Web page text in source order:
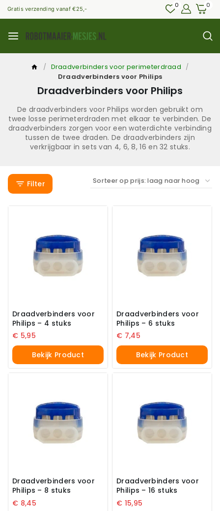
Gratis verzending vanaf €25,- 0 0
/ Draadverbinders voor perimeterdraad /
Draadverbinders voor Philips
Draadverbinders voor Philips
De draadverbinders voor Philips worden gebruikt om
twee losse perimeterdraden met elkaar te verbinden. De
draadverbinders zorgen voor een waterdichte verbinding
tussen de twee draden. De draadverbinders zijn
verkrijgbaar in sets van 4, 6, 8, 16 en 32 stuks.
Filter
Draadverbinders voor
Philips – 4 stuks
€ 5,95
Bekijk Product
Draadverbinders voor
Philips – 6 stuks
€ 7,45
Bekijk Product
Draadverbinders voor
Philips – 8 stuks
€ 8,45
Draadverbinders voor
Philips – 16 stuks
€ 15,95